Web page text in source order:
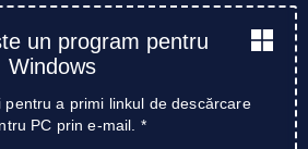
un program pentru
Windows
pentru a primi linkul de descărcare
PC prin e-mail. *